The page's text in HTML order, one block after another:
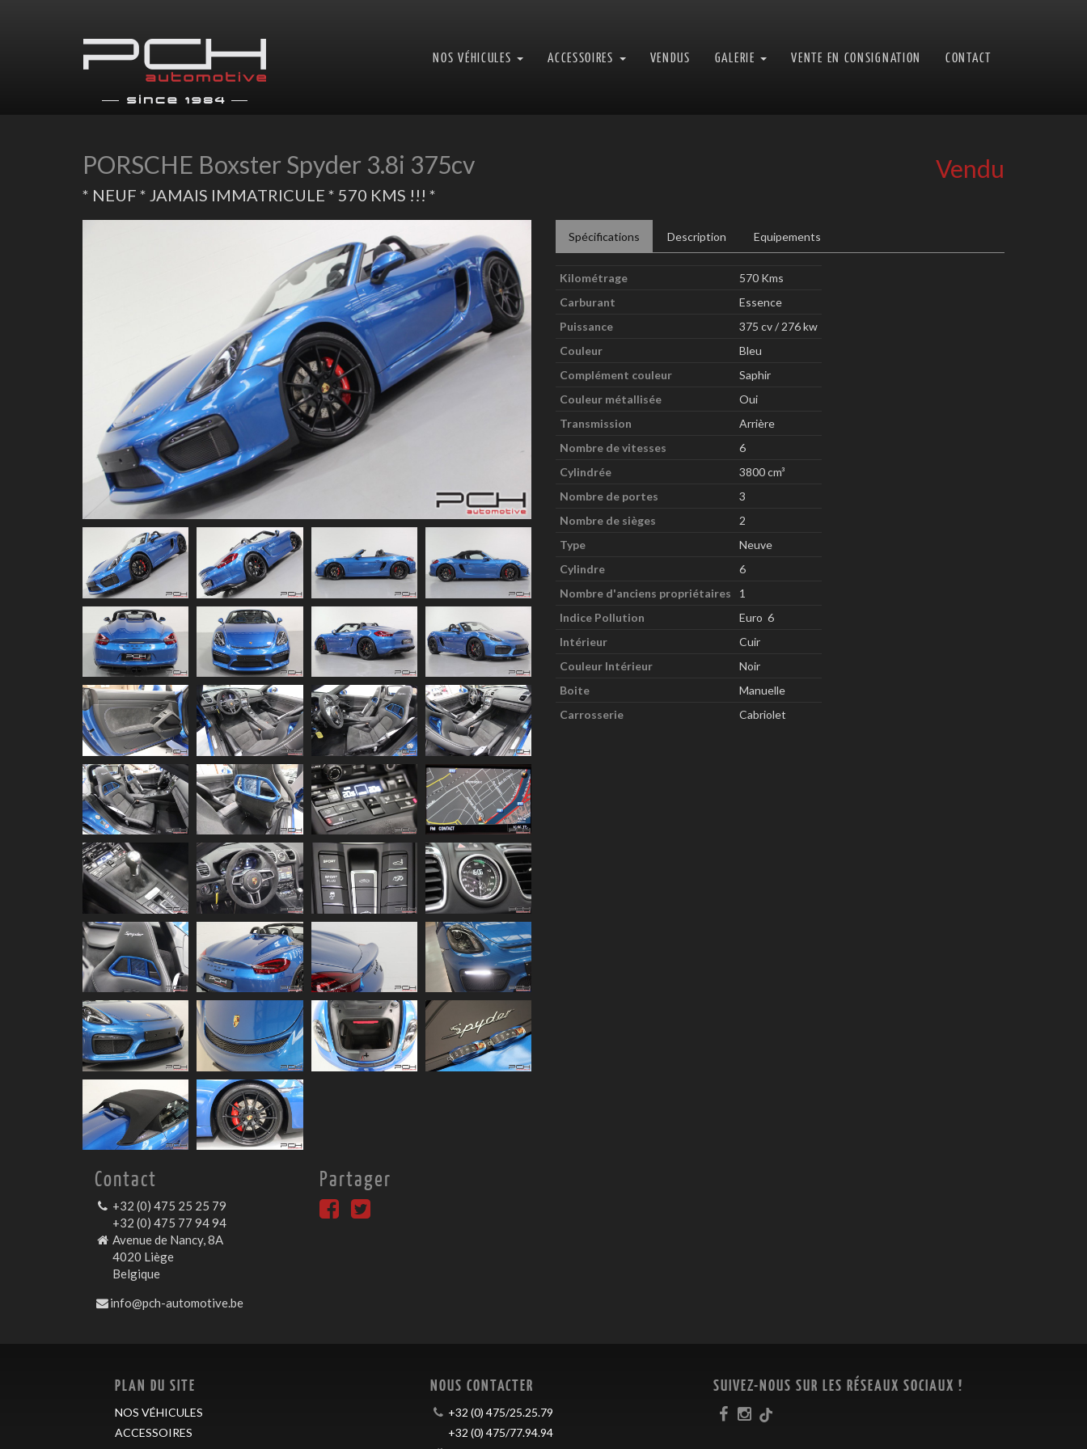
NOS VÉHICULES ACCESSOIRES VENDUS GALERIE VENTE EN CONSIGNATION CONTACT
PORSCHE Boxster Spyder 3.8i 375cv
* NEUF * JAMAIS IMMATRICULE * 570 KMS !!! *
Vendu
Contact
+32 (0) 475 25 25 79
+32 (0) 475 77 94 94
Avenue de Nancy, 8A
4020 Liège
Belgique
info@pch-automotive.be
Partager
Spécifications Description Equipements
Kilométrage
570 Kms
Carburant
Essence
Puissance
375 cv / 276 kw
Couleur
Bleu
Complément couleur
Saphir
Couleur métallisée
Oui
Transmission
Arrière
Nombre de vitesses
6
Cylindrée
3800 cm³
Nombre de portes
3
Nombre de sièges
2
Type
Neuve
Cylindre
6
Nombre d'anciens propriétaires
1
Indice Pollution
Euro 6
Intérieur
Cuir
Couleur Intérieur
Noir
Boite
Manuelle
Carrosserie
Cabriolet
PLAN DU SITE
NOS VÉHICULES
ACCESSOIRES
NOUS CONTACTER
+32 (0) 475/25.25.79
+32 (0) 475/77.94.94
SUIVEZ-NOUS SUR LES RÉSEAUX SOCIAUX !